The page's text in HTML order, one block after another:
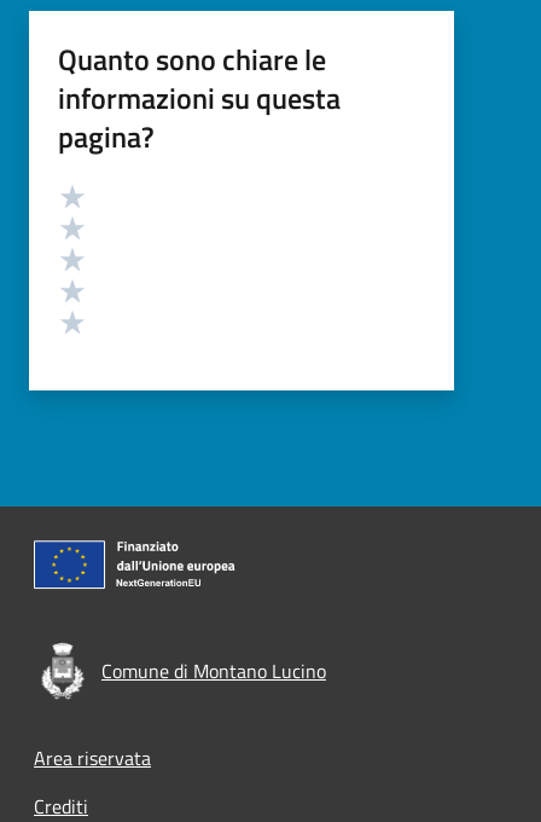
Quanto sono chiare le
informazioni su questa
pagina?
Valutazione
Comune di Montano Lucino
Footer menu
Area riservata
Crediti